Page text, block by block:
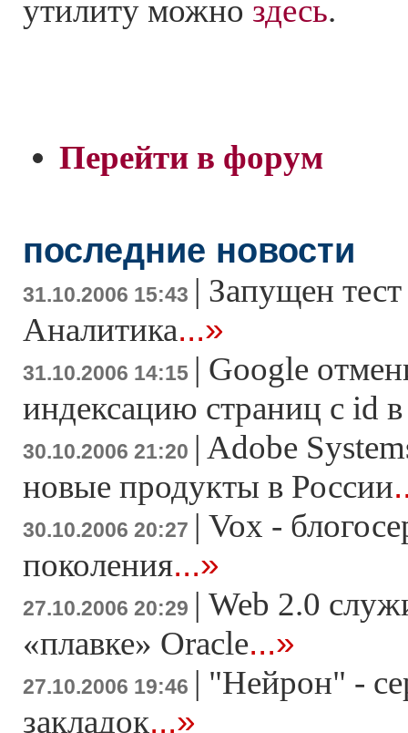
утилиту можно здесь.
Перейти в форум
последние новости
31.10.2006 15:43 | Запущен
Аналитика...»
31.10.2006 14:15 | Google
индексацию страниц с id
30.10.2006 21:20 | Adobe
новые продукты в России
30.10.2006 20:27 | Vox -
поколения...»
27.10.2006 20:29 | Web 2.0
«плавке» Oracle...»
27.10.2006 19:46 | "Нейрон" -
закладок...»